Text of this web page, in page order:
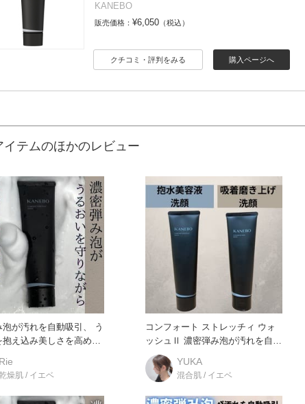
KANEBO
販売価格： ¥6,050 （税込）
購入ページへ
クチコミ・評判をみる
イテムのほかのレビュー
泡が汚れを自動吸引、 う
抱え込み美しさを高める
Rie
燥肌 / イエベ
コンフォート ストレッチィ ウォ
ッシュⅡ 濃密弾み泡が汚れを自動
吸引、 うるおいを抱え込
YUKA
混合肌 / イエベ